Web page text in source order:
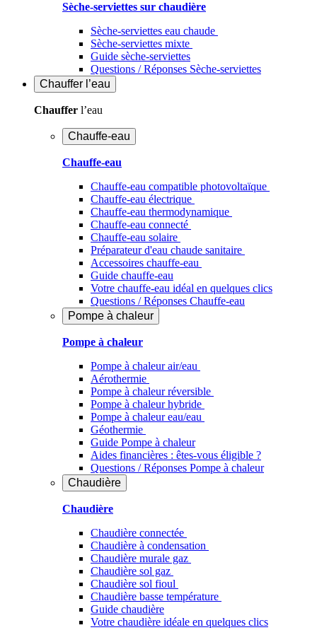
Sèche-serviettes sur chaudière
Sèche-serviettes eau chaude
Sèche-serviettes mixte
Guide sèche-serviettes
Questions / Réponses Sèche-serviettes
Chauffer l’eau
Chauffer l’eau
Chauffe-eau
Chauffe-eau
Chauffe-eau compatible photovoltaïque
Chauffe-eau électrique
Chauffe-eau thermodynamique
Chauffe-eau connecté
Chauffe-eau solaire
Préparateur d'eau chaude sanitaire
Accessoires chauffe-eau
Guide chauffe-eau
Votre chauffe-eau idéal en quelques clics
Questions / Réponses Chauffe-eau
Pompe à chaleur
Pompe à chaleur
Pompe à chaleur air/eau
Aérothermie
Pompe à chaleur réversible
Pompe à chaleur hybride
Pompe à chaleur​ eau/eau
Géothermie
Guide Pompe à chaleur
Aides financières : êtes-vous éligible ?
Questions / Réponses Pompe à chaleur
Chaudière
Chaudière
Chaudière connectée
Chaudière à condensation
Chaudière murale gaz
Chaudière sol gaz
Chaudière sol fioul
Chaudière basse température
Guide chaudière
Votre chaudière idéale en quelques clics